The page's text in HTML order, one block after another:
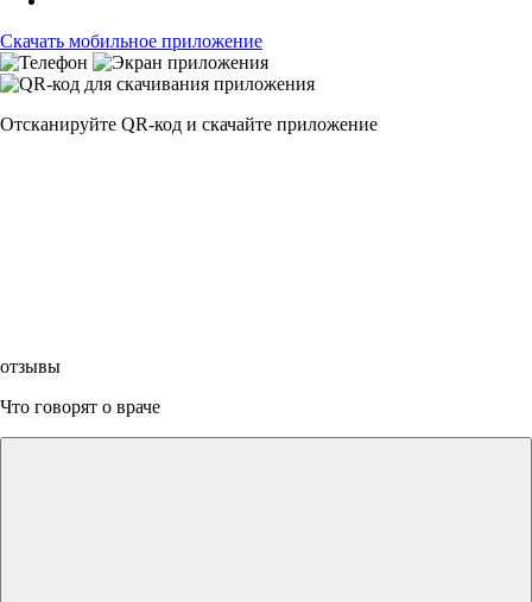
Скачать мобильное приложение
Отсканируйте QR-код и скачайте приложение
отзывы
Что говорят о враче